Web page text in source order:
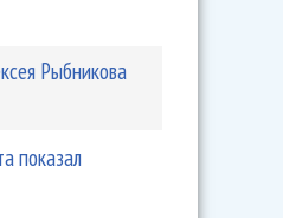
Рыбникова
показал